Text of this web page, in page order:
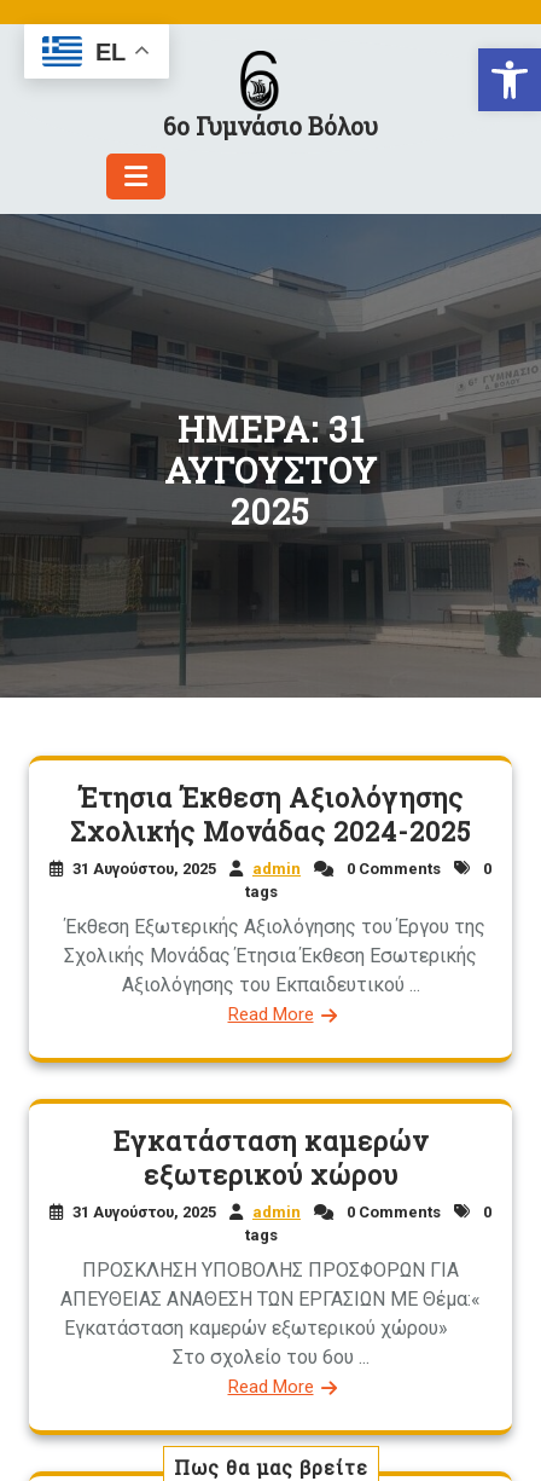
content
6ο Γυμνάσιο Βόλου
ΗΜΈΡΑ:31
ΑΥΓΟΎΣΤΟΥ
2025
Έτησια Έκθεση Αξιολόγησης
Σχολικής Μονάδας 2024-2025
31 Αυγούστου, 2025 admin 0 Comments
0
tags
Έκθεση Εξωτερικής Αξιολόγησης του Έργου της
Σχολικής Μονάδας Έτησια Έκθεση Εσωτερικής
Αξιολόγησης του Εκπαιδευτικού ...
Read More
Εγκατάσταση καμερών
εξωτερικού χώρου
31 Αυγούστου, 2025 admin 0 Comments
0
tags
ΠΡΟΣΚΛΗΣΗ ΥΠΟΒΟΛΗΣ ΠΡΟΣΦΟΡΩΝ ΓΙΑ
ΑΠΕΥΘΕΙΑΣ ΑΝΑΘΕΣΗ ΤΩΝ ΕΡΓΑΣΙΩΝ ΜΕ Θέμα:«
Εγκατάσταση καμερών εξωτερικού χώρου»
Στο σχολείο του 6ου ...
Read More
Πως θα μας βρείτε
EL